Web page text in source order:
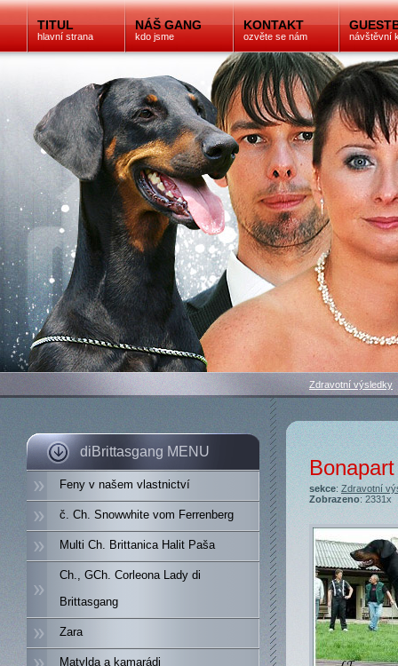
TITUL
hlavní strana
NÁŠ GANG
kdo jsme
KONTAKT
ozvěte se nám návštěvní
diBrittasgang MENU
Feny v našem vlastnictví
č. Ch. Snowwhite vom Ferrenberg
Multi Ch. Brittanica Halit Paša
Ch., GCh. Corleona Lady di
Brittasgang
Zara
Matylda a kamarádi
Zdravotní výsledky
sekce:Zdravotní
Zobrazeno: 2331x